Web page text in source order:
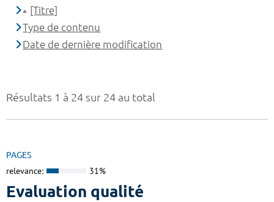
Résultats 1 à 24 sur 24 au total
PAGES
relevance: 31%
Evaluation qualité
[Titre]
Type de contenu
Date de dernière modification